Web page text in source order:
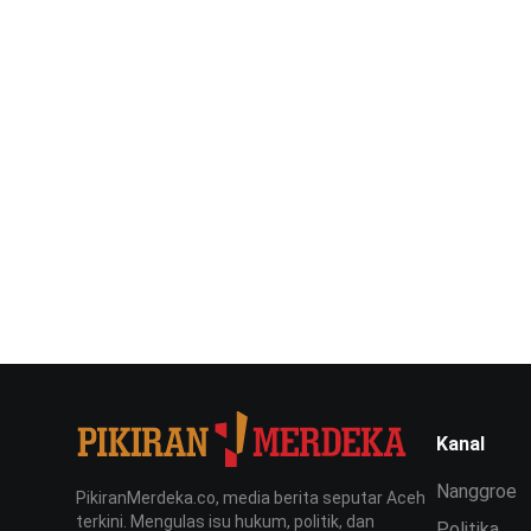
PikiranMerdeka.co, media berita seputar Aceh
terkini. Mengulas isu hukum, politik, dan
Kanal
Nanggroe